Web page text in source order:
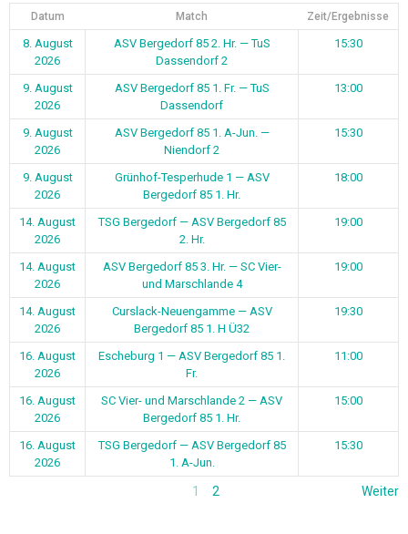
Datum Match Zeit/Ergebnisse
8. August
2026
ASV Bergedorf 85 2. Hr. — TuS
Dassendorf 2
15:30
9. August
2026
ASV Bergedorf 85 1. Fr. — TuS
Dassendorf
13:00
9. August
2026
ASV Bergedorf 85 1. A-Jun. —
Niendorf 2
15:30
9. August
2026
Grünhof-Tesperhude 1 — ASV
Bergedorf 85 1. Hr.
18:00
14. August
2026
TSG Bergedorf — ASV Bergedorf 85
2. Hr.
19:00
14. August
2026
ASV Bergedorf 85 3. Hr. — SC Vier-
und Marschlande 4
19:00
14. August
2026
Curslack-Neuengamme — ASV
Bergedorf 85 1. H Ü32
19:30
16. August
2026
Escheburg 1 — ASV Bergedorf 85 1.
Fr.
11:00
16. August
2026
SC Vier- und Marschlande 2 — ASV
Bergedorf 85 1. Hr.
15:00
16. August
2026
TSG Bergedorf — ASV Bergedorf 85
1. A-Jun.
15:30
1 2 Weiter